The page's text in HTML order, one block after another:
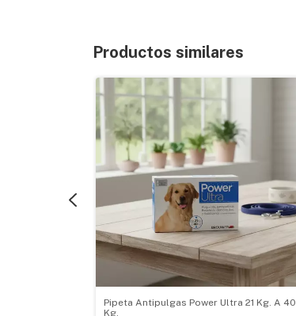
Productos similares
Pipeta Antipulgas Power Ultra 21 Kg. A 40
Kg.